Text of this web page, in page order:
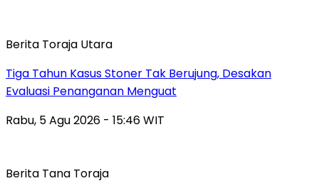
Berita Toraja Utara
Tiga Tahun Kasus Stoner Tak Berujung, Desakan
Evaluasi Penanganan Menguat
Rabu, 5 Agu 2026 - 15:46 WIT
Berita Tana Toraja